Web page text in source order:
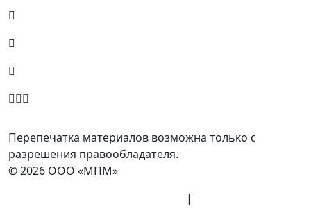
Перепечатка материалов возможна только с
разрешения правообладателя.
© 2026 ООО «МПМ»
|